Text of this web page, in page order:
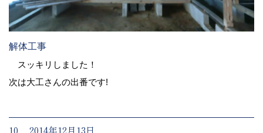
解体工事
スッキリしました！
次は大工さんの出番です!
10. 2014年12月13日